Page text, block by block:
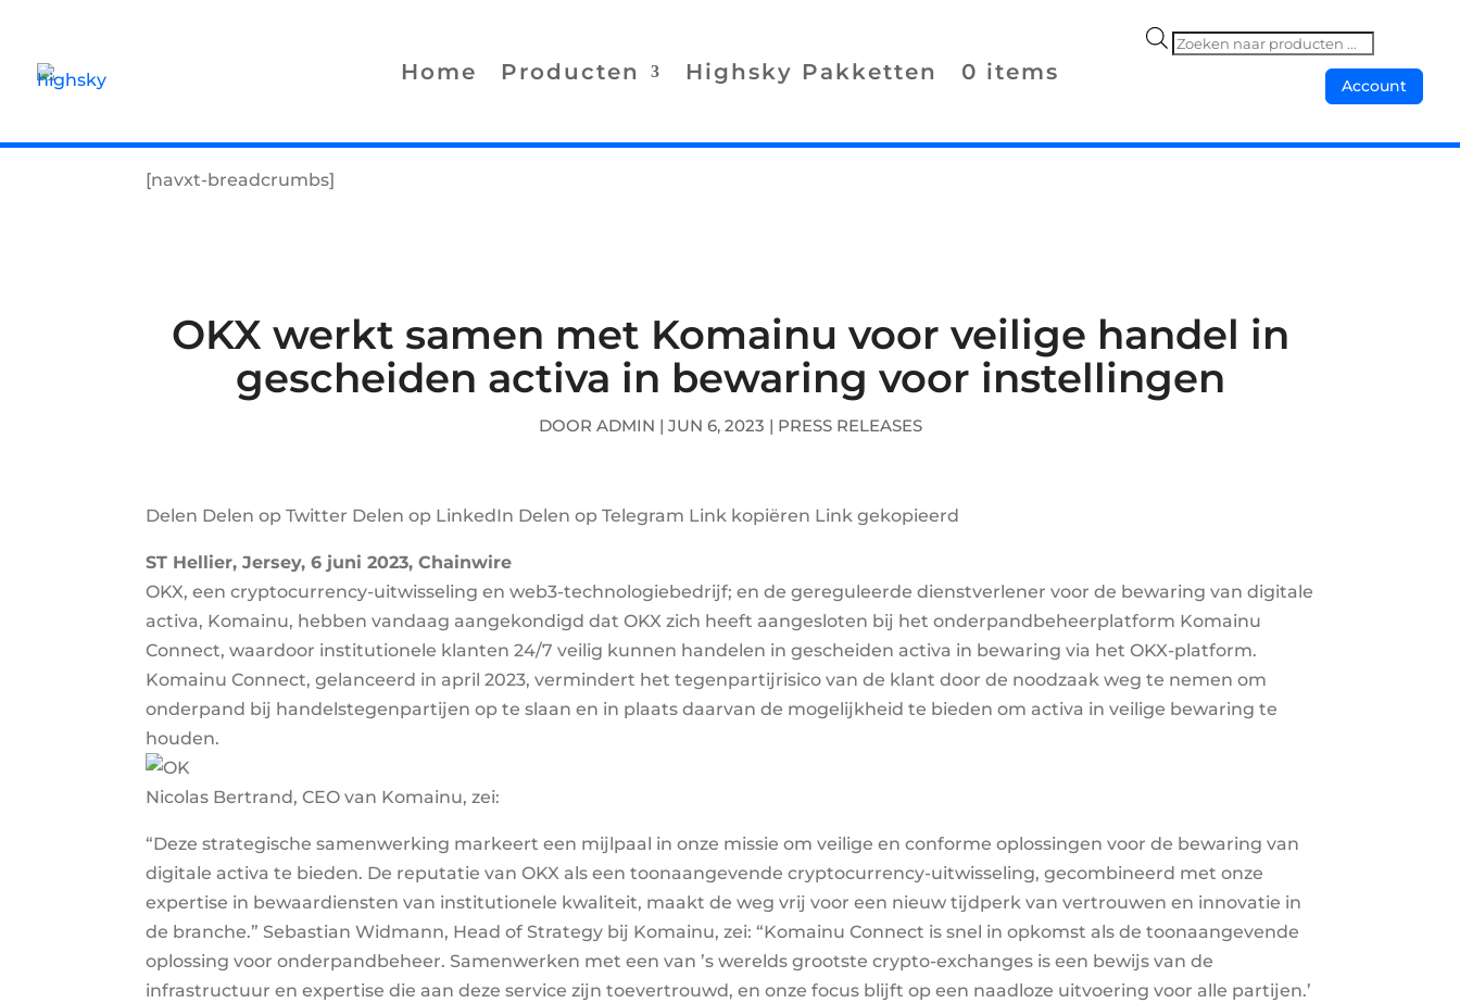
Home Producten Highsky Pakketten 0 items
Producten
Account
[navxt-breadcrumbs]
OKX werkt samen met Komainu voor veilige handel in
gescheiden activa in bewaring voor instellingen
DOOR ADMIN | JUN 6, 2023 | PRESS RELEASES
Delen Delen op Twitter Delen op LinkedIn Delen op Telegram Link kopiëren Link gekopieerd
ST Hellier, Jersey, 6 juni 2023, Chainwire
OKX, een cryptocurrency-uitwisseling en web3-technologiebedrijf; en de gereguleerde dienstverlener voor de bewaring van digitale
activa, Komainu, hebben vandaag aangekondigd dat OKX zich heeft aangesloten bij het onderpandbeheerplatform Komainu
Connect, waardoor institutionele klanten 24/7 veilig kunnen handelen in gescheiden activa in bewaring via het OKX-platform.
Komainu Connect, gelanceerd in april 2023, vermindert het tegenpartijrisico van de klant door de noodzaak weg te nemen om
onderpand bij handelstegenpartijen op te slaan en in plaats daarvan de mogelijkheid te bieden om activa in veilige bewaring te
houden.
Nicolas Bertrand, CEO van Komainu, zei:
“Deze strategische samenwerking markeert een mijlpaal in onze missie om veilige en conforme oplossingen voor de bewaring van
digitale activa te bieden. De reputatie van OKX als een toonaangevende cryptocurrency-uitwisseling, gecombineerd met onze
expertise in bewaardiensten van institutionele kwaliteit, maakt de weg vrij voor een nieuw tijdperk van vertrouwen en innovatie in
de branche.” Sebastian Widmann, Head of Strategy bij Komainu, zei: “Komainu Connect is snel in opkomst als de toonaangevende
oplossing voor onderpandbeheer. Samenwerken met een van ’s werelds grootste crypto-exchanges is een bewijs van de
infrastructuur en expertise die aan deze service zijn toevertrouwd, en onze focus blijft op een naadloze uitvoering voor alle partijen.’